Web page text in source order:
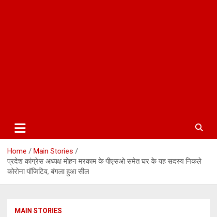
Home
Main Stories
प्रदेश कांग्रेस अध्यक्ष मोहन मरकाम के पीएसओ समेत घर के यह सदस्य निकले
कोरोना पॉजिटिव, बंगला हुआ सील
MAIN STORIES